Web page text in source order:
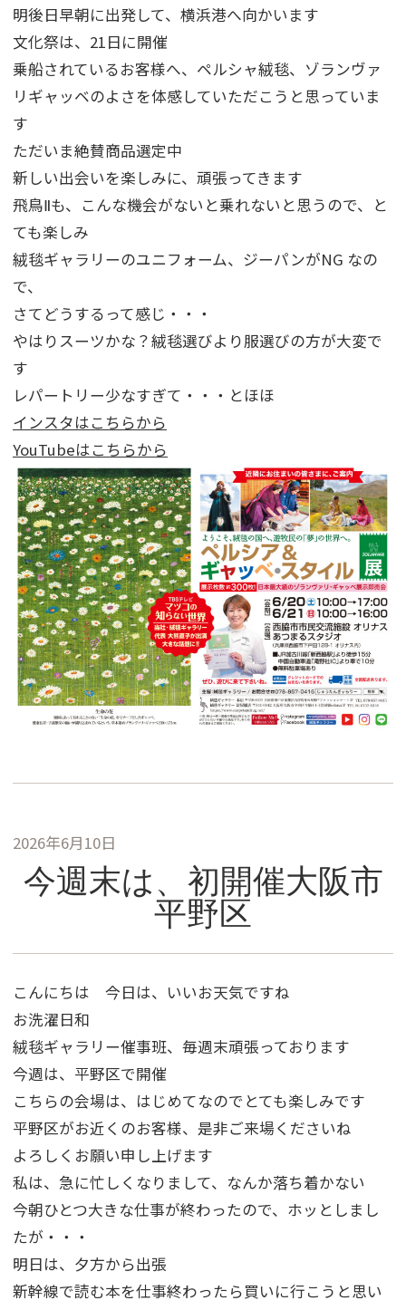
明後日早朝に出発して、横浜港へ向かいます
文化祭は、21日に開催
乗船されているお客様へ、ペルシャ絨毯、ゾランヴァ
リギャッベのよさを体感していただこうと思っていま
す
ただいま絶賛商品選定中
新しい出会いを楽しみに、頑張ってきます
飛鳥Ⅱも、こんな機会がないと乗れないと思うので、と
ても楽しみ
絨毯ギャラリーのユニフォーム、ジーパンがNG なの
で、
さてどうするって感じ・・・
やはりスーツかな？絨毯選びより服選びの方が大変で
す
レパートリー少なすぎて・・・とほほ
インスタはこちらから
YouTubeはこちらから
2026年6月10日
今週末は、初開催大阪市
平野区
こんにちは 今日は、いいお天気ですね
お洗濯日和
絨毯ギャラリー催事班、毎週末頑張っております
今週は、平野区で開催
こちらの会場は、はじめてなのでとても楽しみです
平野区がお近くのお客様、是非ご来場くださいね
よろしくお願い申し上げます
私は、急に忙しくなりまして、なんか落ち着かない
今朝ひとつ大きな仕事が終わったので、ホッとしまし
たが・・・
明日は、夕方から出張
新幹線で読む本を仕事終わったら買いに行こうと思い